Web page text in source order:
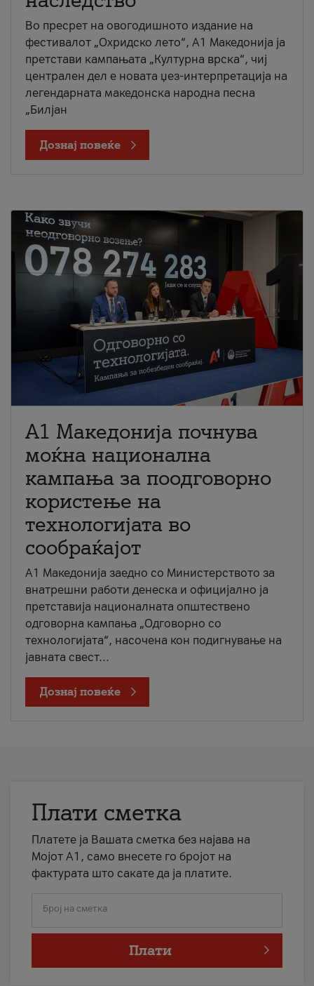
Во пресрет на овогодишното издание на
фестивалот „Охридско лето“, А1 Македонија ја
претстави кампањата „Културна врска“, чиј
централен дел е новата џез-интерпретација на
легендарната македонска народна песна
„Билјан
Дознај повеќе
A1 Македонија почнува
моќна национална
кампања за поодговорно
користење на
технологијата во
сообраќајот
A1 Македонија заедно со Министерството за
внатрешни работи денеска и официјално ја
претставија националната општествено
одговорна кампања „Одговорно со
технологијата“, насочена кон подигнување на
јавната свест...
Дознај повеќе
Плати сметка
Платете ја Вашата сметка без најава на
Мојот А1, само внесете го бројот на
фактурата што сакате да ја платите.
Број на сметка
Плати